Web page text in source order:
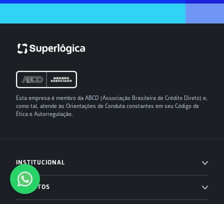
Esta empresa é membro da ABCD (Associação Brasileira de Crédito Direto) e,
como tal, atende às Orientações de Conduta constantes em seu Código de
Ética e Autorregulação.
INSTITUCIONAL
Imprensa
Blog
PRODUTOS